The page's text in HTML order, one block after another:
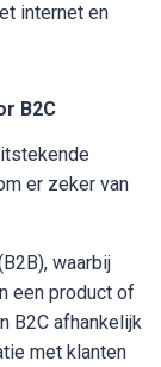
internet en
B2C
er zeker van
waarbij
een product of
B2C afhankelijk
met klanten